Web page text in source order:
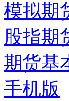
模拟期
股指期
期货基
手机版